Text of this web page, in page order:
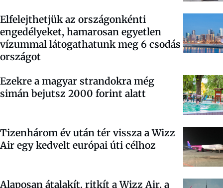
Elfelejthetjük az országonkénti
engedélyeket, hamarosan egyetlen
vízummal látogathatunk meg 6 csodás
országot
Ezekre a magyar strandokra még
simán bejutsz 2000 forint alatt
Tizenhárom év után tér vissza a Wizz
Air egy kedvelt európai úti célhoz
Alaposan átalakít, ritkít a Wizz Air, a